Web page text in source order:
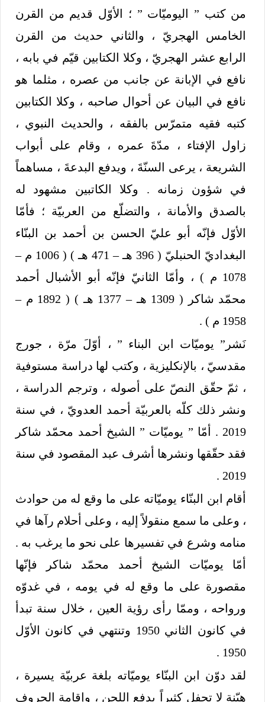
من كتب ” اليوميّات ” ؛ الأوّل قديم من القرن
الخامس الهجريّ ، والثاني حديث من القرن
الرابع عشر الهجريّ ، وكلا الكتابين قيّم في بابه ،
نافع في الإبانة عن جانب من عصره ، مثلما هو
نافع في البيان عن أحوال صاحبه ، وكلا الكتابين
كتبه فقيه متمرّس بالفقه ، والحديث النبوي ،
زاول الإفتاء ، مدّةَ عمره ، وقام على أبواب
الشريعة ، يرعى السنّةَ ، ويدفع البدعةَ ، مساهماً
في شؤون زمانه . وكلا الكاتبين مشهود له
بالصدق والأمانة ، والتضلّع من العربيّة ؛ فأمّا
الأوّل فإنّه أبو عليّ الحسن بن أحمد بن البنّاء
البغداديّ الحنبليّ ( 396 هـ – 471 هـ ) ( 1006 م –
1078 م ) ، وأمّا الثانيّ فإنّه أبو الأشبال أحمد
محمّد شاكر ( 1309 هـ – 1377 هـ ) ( 1892 م –
1958 م ) .
نَشر” يوميّات ابن البناء ” ، أوّلَ مرّة ، جورج
مقدسيّ ، بالإنكليزية ، وكتب لها دراسة مستوفية
، ثمّ حقّق النصّ على أصوله ، وترجم الدراسة ،
ونشر ذلك كلّه بالعربيّة أحمد العدويّ ، في سنة
2019 . أمّا ” يوميّات ” الشيخ أحمد محمّد شاكر
فقد حقّقها ونشرها أشرف عبد المقصود في سنة
2019 .
أقام ابن البنّاء يوميّاته على ما وقع له من حوادث
، وعلى ما سمع منقولاً إليه ، وعلى أحلام رآها في
منامه وشرع في تفسيرها على نحو ما يرغب به .
أمّا يوميّات الشيخ أحمد محمّد شاكر فإنّها
مقصورة على ما وقع له في يومه ، في غدوّه
ورواحه ، وممّا رأى رؤية العين ، خلال سنة تبدأ
في كانون الثاني 1950 وتنتهي في كانون الأوّل
1950 .
لقد دوّن ابن البنّاء يوميّاته بلغة عربيّة يسيرة ،
هيّنة لا تحفل كثيراً بدفع اللحن ، وإقامة الحروف